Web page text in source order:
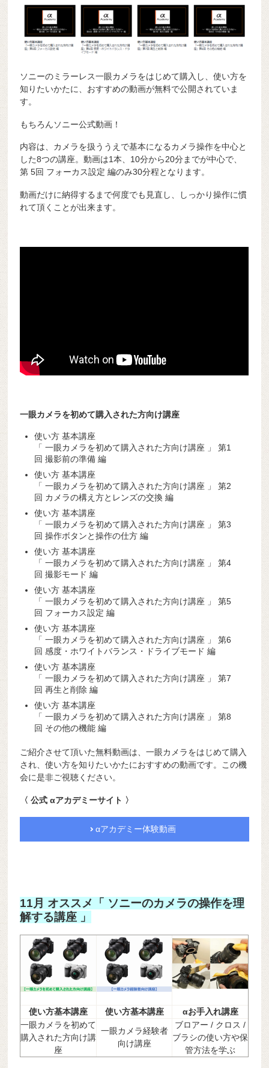
ソニーのミラーレス一眼カメラをはじめて購入し、使い方を
知りたいかたに、おすすめの動画が無料で公開されていま
す。
もちろんソニー公式動画！
内容は、カメラを扱ううえで基本になるカメラ操作を中心と
した8つの講座。動画は1本、10分から20分までが中心で、
第 5回 フォーカス設定 編のみ30分程となります。
動画だけに納得するまで何度でも見直し、しっかり操作に慣
れて頂くことが出来ます。
一眼カメラを初めて購入された方向け講座
使い方 基本講座
「 一眼カメラを初めて購入された方向け講座 」 第1
回 撮影前の準備 編
使い方 基本講座
「 一眼カメラを初めて購入された方向け講座 」 第2
回 カメラの構え方とレンズの交換 編
使い方 基本講座
「 一眼カメラを初めて購入された方向け講座 」 第3
回 操作ボタンと操作の仕方 編
使い方 基本講座
「 一眼カメラを初めて購入された方向け講座 」 第4
回 撮影モード 編
使い方 基本講座
「 一眼カメラを初めて購入された方向け講座 」 第5
回 フォーカス設定 編
使い方 基本講座
「 一眼カメラを初めて購入された方向け講座 」 第6
回 感度・ホワイトバランス・ドライブモード 編
使い方 基本講座
「 一眼カメラを初めて購入された方向け講座 」 第7
回 再生と削除 編
使い方 基本講座
「 一眼カメラを初めて購入された方向け講座 」 第8
回 その他の機能 編
ご紹介させて頂いた無料動画は、一眼カメラをはじめて購入
され、使い方を知りたいかたにおすすめの動画です。この機
会に是非ご視聴ください。
〈 公式 αアカデミーサイト 〉
αアカデミー体験動画
11月 オススメ「 ソニーのカメラの操作を理
解する講座 」
使い方基本講座 使い方基本講座
αお手入れ講座
一眼カメラを初めて
購入された方向け講
座
一眼カメラ経験者
向け講座
ブロアー / クロス /
ブラシの使い方や保
管方法を学ぶ